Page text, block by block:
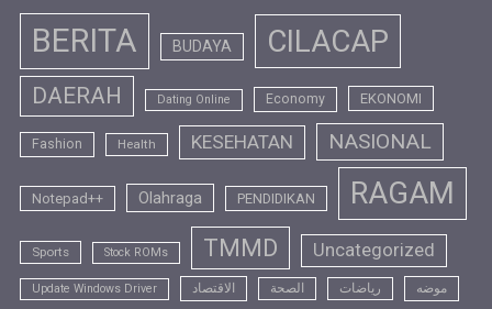
BERITA BUDAYA CILACAP
DAERAH Dating Online Economy EKONOMI
Fashion Health KESEHATAN NASIONAL
Notepad++ Olahraga PENDIDIKAN RAGAM
Sports Stock ROMs TMMD Uncategorized
Update Windows Driver الاقتصاد الصحة رياضات موضه